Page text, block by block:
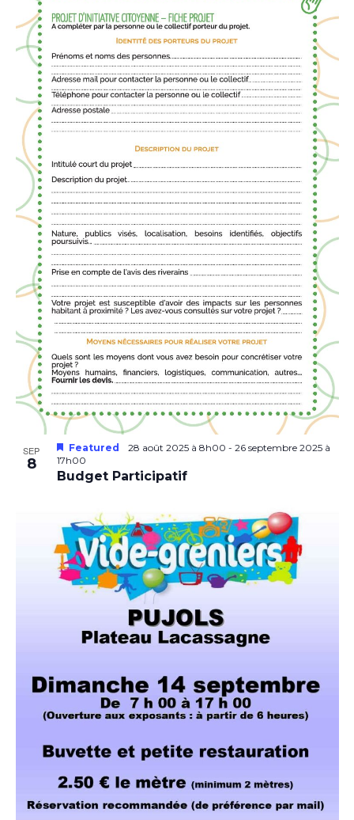
SEP
8
Featured 28 août 2025 à 8h00 - 26 septembre 2025 à
17h00
Budget Participatif